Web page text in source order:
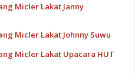
Micler Lakat Janny
Micler Lakat Johnny Suwu
Micler Lakat Upacara HUT